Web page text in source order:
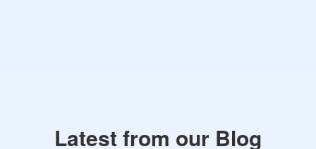
Latest from our Blog